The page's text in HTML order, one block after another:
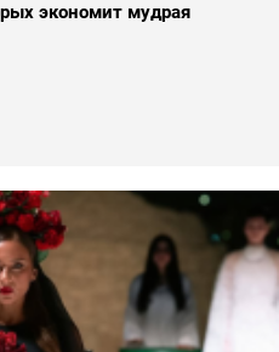
экономит мудрая